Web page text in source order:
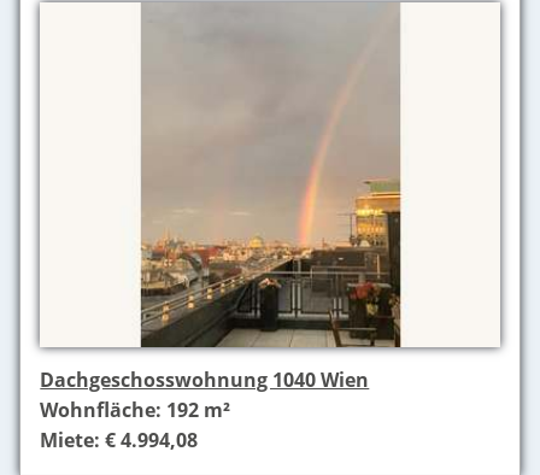
Dachgeschosswohnung 1040 Wien
Wohnfläche: 192 m²
Miete: € 4.994,08